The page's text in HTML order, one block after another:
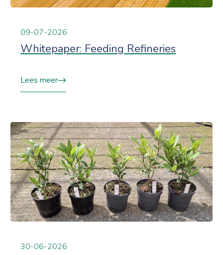
09-07-2026
Whitepaper: Feeding Refineries
Lees meer
30-06-2026